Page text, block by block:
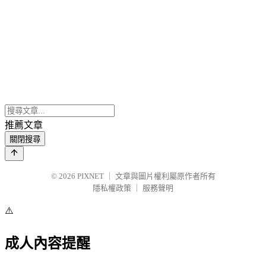
推薦文章
關閉搜尋
© 2026 PIXNET
文章與圖片權利屬原作者所有
隱私權政策
服務聲明
⚠️
成人內容提醒